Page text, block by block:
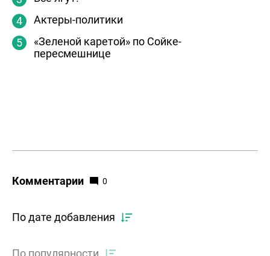
Актеры-политики
«Зеленой каретой» по Сойке-
пересмешнице
Комментарии 0
По дате добавления
По популярности